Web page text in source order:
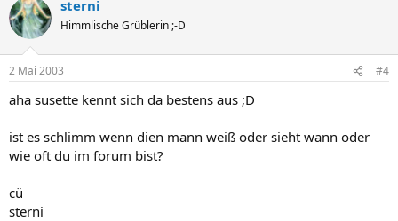
sterni
Himmlische Grüblerin ;-D
2 Mai 2003 #4
aha susette kennt sich da bestens aus ;D
ist es schlimm wenn dien mann weiß oder sieht wann oder
wie oft du im forum bist?
cü
sterni